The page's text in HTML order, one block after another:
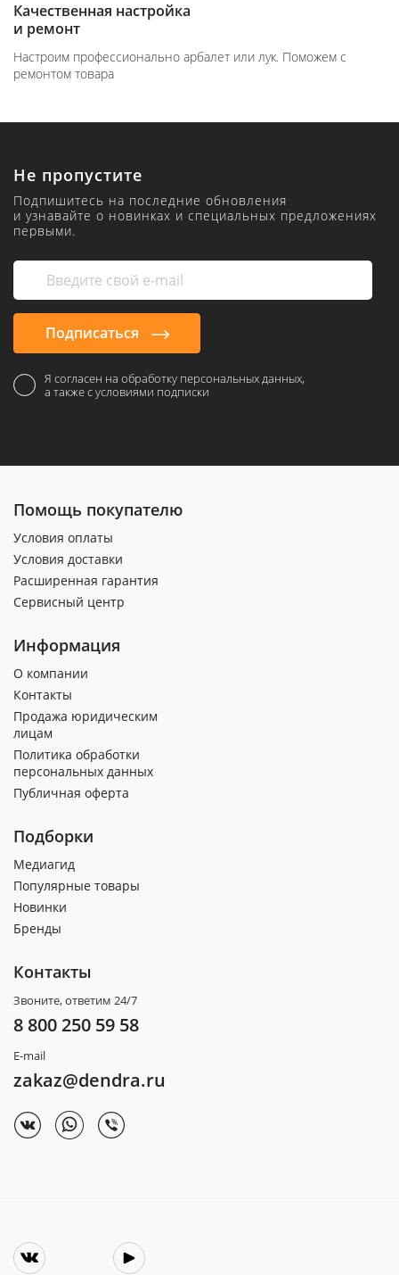
Качественная настройка
и ремонт
Настроим профессионально арбалет или лук. Поможем с
ремонтом товара
Не пропустите
Подпишитесь на последние обновления
и узнавайте о новинках и специальных предложениях
первыми.
Подписаться
Я согласен на обработку персональных данных,
а также с условиями подписки
Помощь покупателю
Условия оплаты
Условия доставки
Расширенная гарантия
Сервисный центр
Информация
О компании
Контакты
Продажа юридическим
лицам
Политика обработки
персональных данных
Публичная оферта
Подборки
Медиагид
Популярные товары
Новинки
Бренды
Контакты
Звоните, ответим 24/7
8 800 250 59 58
E-mail
zakaz@dendra.ru